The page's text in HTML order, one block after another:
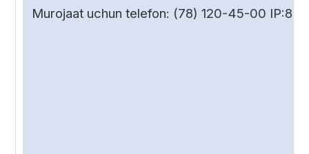
Murojaat uchun telefon: (78) 120-45-00 IP:85-